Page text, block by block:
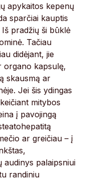
apykaitos kepenų
sparčiai kauptis
Iš pradžių ši būklė
Tačiau
didėjant, jie
organo kapsulę,
skausmą ar
Jei šis ydingas
mitybos
į pavojingą
ar greičiau – į
audinys palaipsniui
randiniu